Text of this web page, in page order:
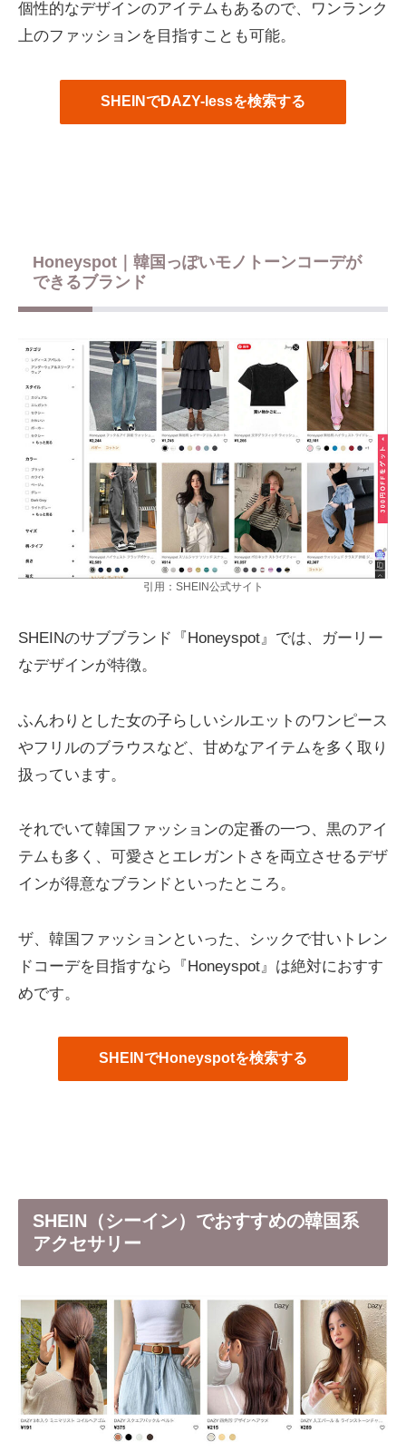
個性的なデザインのアイテムもあるので、ワンランク
上のファッションを目指すことも可能。
SHEINでDAZY-lessを検索する
Honeyspot｜韓国っぽいモノトーンコーデが
できるブランド
引用：SHEIN公式サイト
SHEINのサブブランド『Honeyspot』では、ガーリー
なデザインが特徴。
ふんわりとした女の子らしいシルエットのワンピース
やフリルのブラウスなど、甘めなアイテムを多く取り
扱っています。
それでいて韓国ファッションの定番の一つ、黒のアイ
テムも多く、可愛さとエレガントさを両立させるデザ
インが得意なブランドといったところ。
ザ、韓国ファッションといった、シックで甘いトレン
ドコーデを目指すなら『Honeyspot』は絶対におすす
めです。
SHEINでHoneyspotを検索する
SHEIN（シーイン）でおすすめの韓国系
アクセサリー